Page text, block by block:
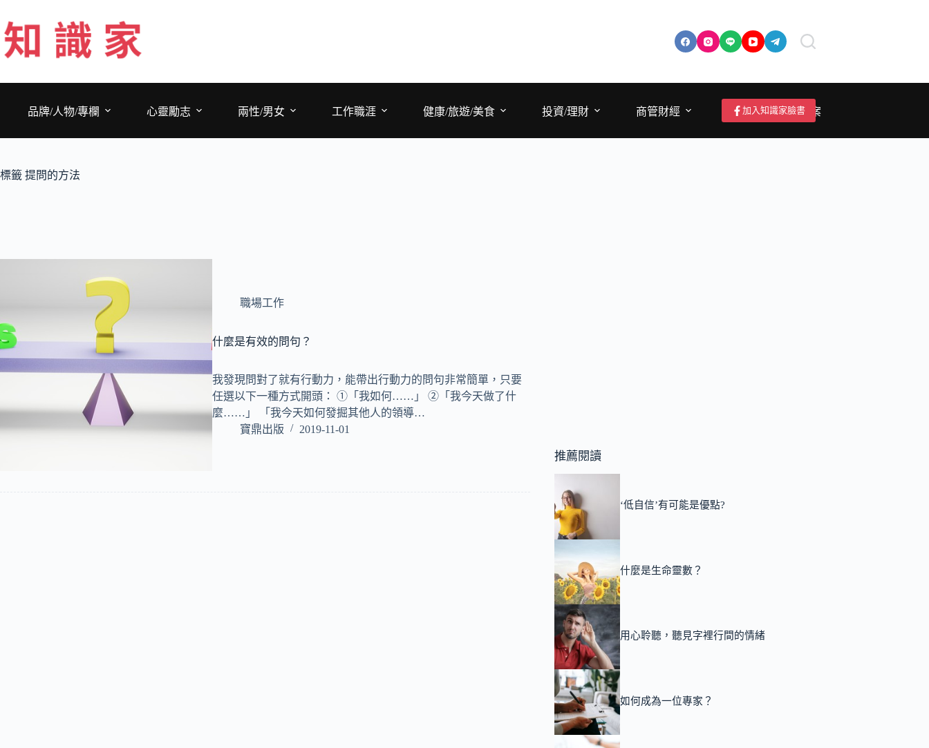
至
主
要
品牌/人物/專欄
心靈勵志 兩性/男女 工作職涯 健康/旅遊/美食 投資/理財 商管財經 成為作者/投稿/提案
加入知識家臉書
標籤 提問的方法
職場工作
什麼是有效的問句？
我發現問對了就有行動力，能帶出行動力的問句非常簡單，只要
任選以下一種方式開頭： ①「我如何……」 ②「我今天做了什
麼……」 「我今天如何發掘其他人的領導…
寶鼎出版
2019-11-01
推薦閱讀
‘低自信’有可能是優點?
什麼是生命靈數？
用心聆聽，聽見字裡行間的情緒
如何成為一位專家？